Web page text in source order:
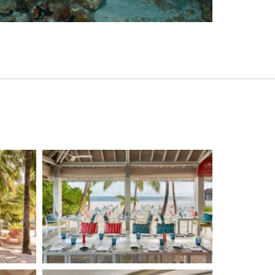
Strandalltag und rundet das vielseitige
des Resorts ideal ab.